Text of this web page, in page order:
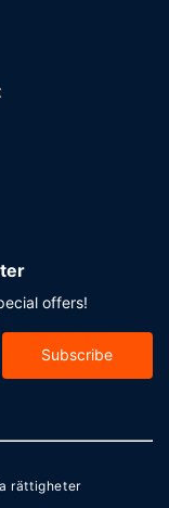
offers!
Subscribe
rättigheter